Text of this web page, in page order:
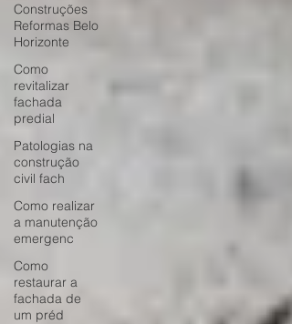
Construções
Reformas Belo
Horizonte
Como
revitalizar
fachada
predial
Patologias na
construção
civil fach
Como realizar
a manutenção
emergenc
Como
restaurar a
fachada de
um préd